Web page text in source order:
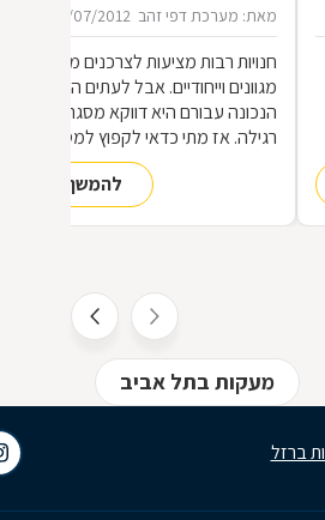
מאת: מערכת דפי זהב 16/07/2012
חנויות רבות מציעות לצרכנים מוצרי מתכת
מגוונים וייחודיים. אבל לעתים הכתובת
הנכונה עבורם היא דווקא מסגריה ולא חנות
רגילה. אז מתי כדאי לקפוץ למסגריה ומה
הופך אותה לראויה?
להמשך קריאה
מעקות בתל אביב
ברזל